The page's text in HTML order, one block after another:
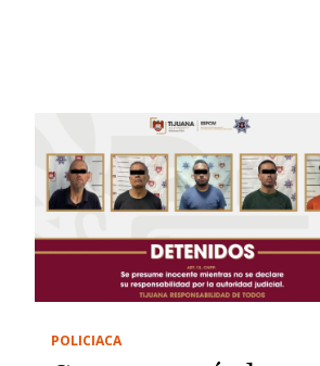
POLICIACA